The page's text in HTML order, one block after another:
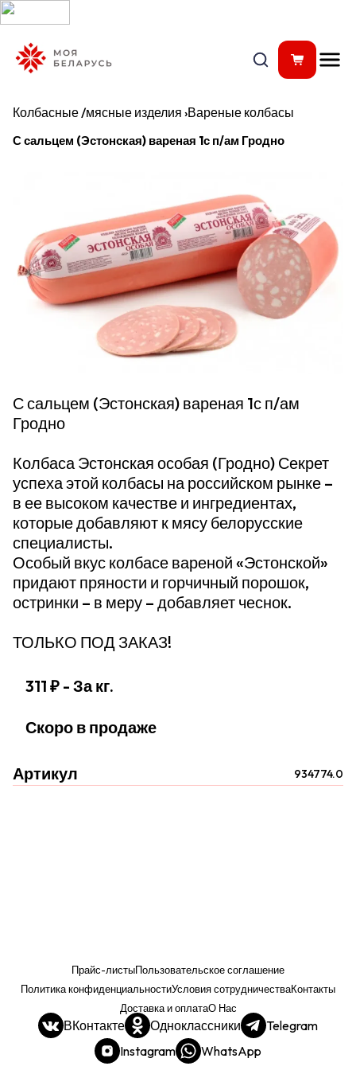
Колбасные /мясные изделия ›Вареные колбасы
С сальцем (Эстонская) вареная 1с п/ам Гродно
С сальцем (Эстонская) вареная 1с п/ам
Гродно
Колбаса Эстонская особая (Гродно) Секрет
успеха этой колбасы на российском рынке –
в ее высоком качестве и ингредиентах,
которые добавляют к мясу белорусские
специалисты.
Особый вкус колбасе вареной «Эстонской»
придают пряности и горчичный порошок,
остринки – в меру – добавляет чеснок.
ТОЛЬКО ПОД ЗАКАЗ!
311 ₽ - За кг.
Скоро в продаже
Артикул 934774.0
Прайс-листыПользовательское соглашение
Политика конфиденциальностиУсловия сотрудничестваКонтакты
Доставка и оплатаО Нас
ВКонтакте Одноклассники
Telegram
Instagram
WhatsApp